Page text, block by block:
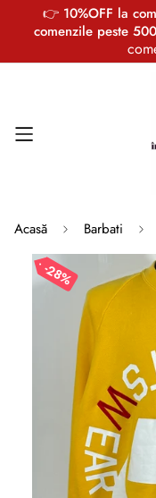
👉 10%OFF la
comenzile peste
Acasă Barbati
28%